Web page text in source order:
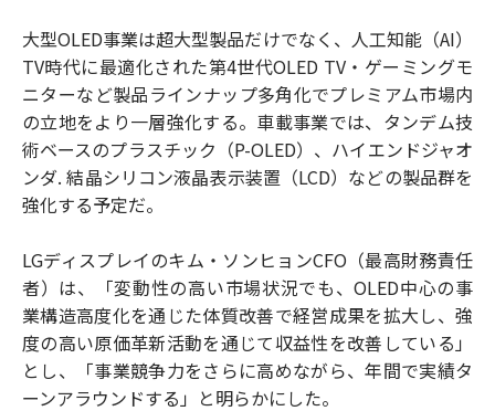
大型OLED事業は超大型製品だけでなく、人工知能（AI）
TV時代に最適化された第4世代OLED TV・ゲーミングモ
ニターなど製品ラインナップ多角化でプレミアム市場内
の立地をより一層強化する。車載事業では、タンデム技
術ベースのプラスチック（P-OLED）、ハイエンドジャオ
ンダ. 結晶シリコン液晶表示装置（LCD）などの製品群を
強化する予定だ。
LGディスプレイのキム・ソンヒョンCFO（最高財務責任
者）は、「変動性の高い市場状況でも、OLED中心の事
業構造高度化を通じた体質改善で経営成果を拡大し、強
度の高い原価革新活動を通じて収益性を改善している」
とし、「事業競争力をさらに高めながら、年間で実績タ
ーンアラウンドする」と明らかにした。